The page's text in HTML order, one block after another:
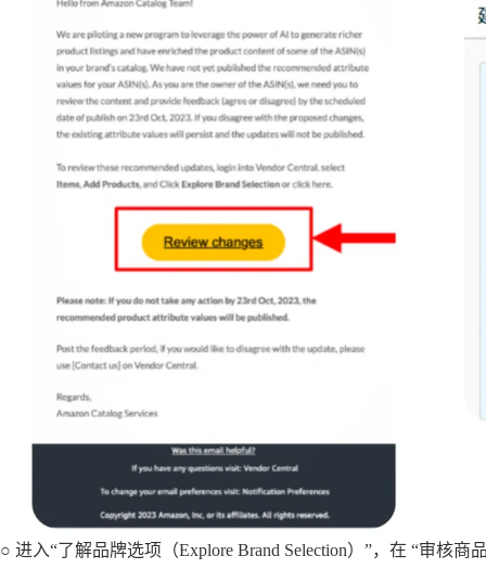
○ 进入“了解品牌选项（Explore Brand Selection）”，在 “审核商